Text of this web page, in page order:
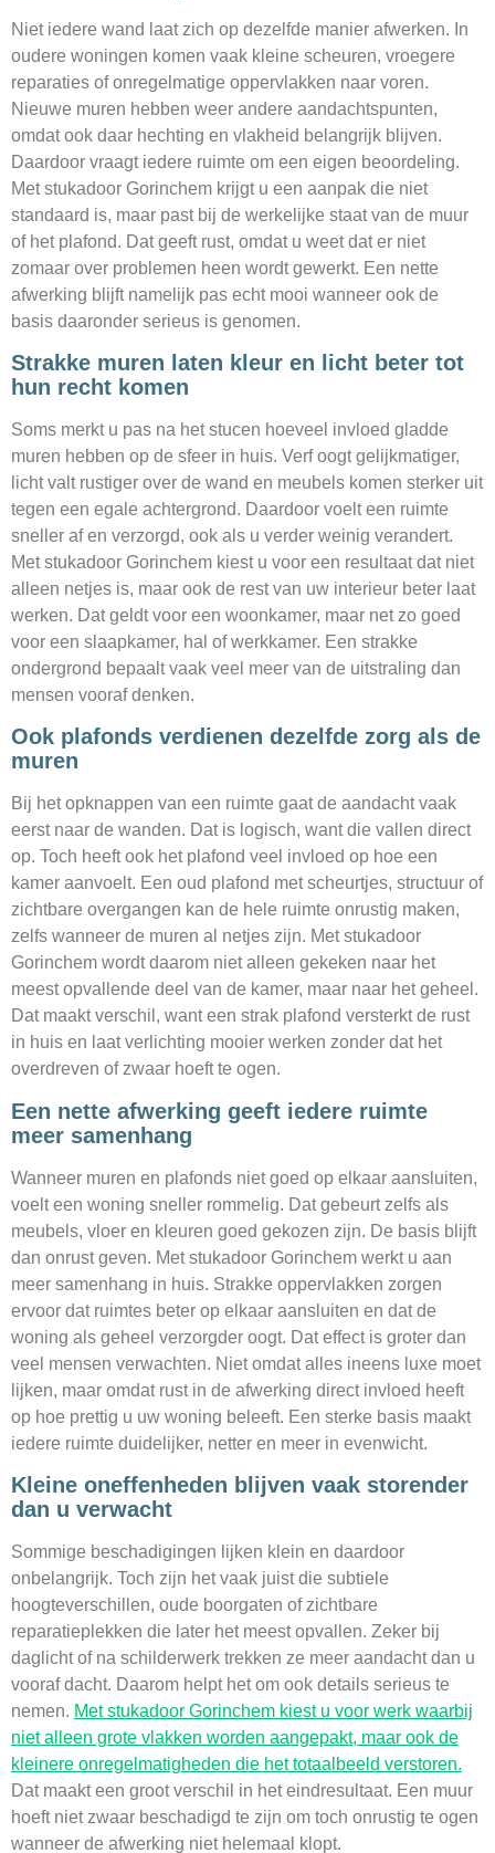
Niet iedere wand laat zich op dezelfde manier afwerken. In
oudere woningen komen vaak kleine scheuren, vroegere
reparaties of onregelmatige oppervlakken naar voren.
Nieuwe muren hebben weer andere aandachtspunten,
omdat ook daar hechting en vlakheid belangrijk blijven.
Daardoor vraagt iedere ruimte om een eigen beoordeling.
Met stukadoor Gorinchem krijgt u een aanpak die niet
standaard is, maar past bij de werkelijke staat van de muur
of het plafond. Dat geeft rust, omdat u weet dat er niet
zomaar over problemen heen wordt gewerkt. Een nette
afwerking blijft namelijk pas echt mooi wanneer ook de
basis daaronder serieus is genomen.
Strakke muren laten kleur en licht beter tot
hun recht komen
Soms merkt u pas na het stucen hoeveel invloed gladde
muren hebben op de sfeer in huis. Verf oogt gelijkmatiger,
licht valt rustiger over de wand en meubels komen sterker uit
tegen een egale achtergrond. Daardoor voelt een ruimte
sneller af en verzorgd, ook als u verder weinig verandert.
Met stukadoor Gorinchem kiest u voor een resultaat dat niet
alleen netjes is, maar ook de rest van uw interieur beter laat
werken. Dat geldt voor een woonkamer, maar net zo goed
voor een slaapkamer, hal of werkkamer. Een strakke
ondergrond bepaalt vaak veel meer van de uitstraling dan
mensen vooraf denken.
Ook plafonds verdienen dezelfde zorg als de
muren
Bij het opknappen van een ruimte gaat de aandacht vaak
eerst naar de wanden. Dat is logisch, want die vallen direct
op. Toch heeft ook het plafond veel invloed op hoe een
kamer aanvoelt. Een oud plafond met scheurtjes, structuur of
zichtbare overgangen kan de hele ruimte onrustig maken,
zelfs wanneer de muren al netjes zijn. Met stukadoor
Gorinchem wordt daarom niet alleen gekeken naar het
meest opvallende deel van de kamer, maar naar het geheel.
Dat maakt verschil, want een strak plafond versterkt de rust
in huis en laat verlichting mooier werken zonder dat het
overdreven of zwaar hoeft te ogen.
Een nette afwerking geeft iedere ruimte
meer samenhang
Wanneer muren en plafonds niet goed op elkaar aansluiten,
voelt een woning sneller rommelig. Dat gebeurt zelfs als
meubels, vloer en kleuren goed gekozen zijn. De basis blijft
dan onrust geven. Met stukadoor Gorinchem werkt u aan
meer samenhang in huis. Strakke oppervlakken zorgen
ervoor dat ruimtes beter op elkaar aansluiten en dat de
woning als geheel verzorgder oogt. Dat effect is groter dan
veel mensen verwachten. Niet omdat alles ineens luxe moet
lijken, maar omdat rust in de afwerking direct invloed heeft
op hoe prettig u uw woning beleeft. Een sterke basis maakt
iedere ruimte duidelijker, netter en meer in evenwicht.
Kleine oneffenheden blijven vaak storender
dan u verwacht
Sommige beschadigingen lijken klein en daardoor
onbelangrijk. Toch zijn het vaak juist die subtiele
hoogteverschillen, oude boorgaten of zichtbare
reparatieplekken die later het meest opvallen. Zeker bij
daglicht of na schilderwerk trekken ze meer aandacht dan u
vooraf dacht. Daarom helpt het om ook details serieus te
nemen. Met stukadoor Gorinchem kiest u voor werk waarbij
niet alleen grote vlakken worden aangepakt, maar ook de
kleinere onregelmatigheden die het totaalbeeld verstoren.
Dat maakt een groot verschil in het eindresultaat. Een muur
hoeft niet zwaar beschadigd te zijn om toch onrustig te ogen
wanneer de afwerking niet helemaal klopt.